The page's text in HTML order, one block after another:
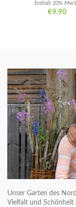
€9,90
Enthält 20%
Unser Garten des
Vielfalt und Schönheit